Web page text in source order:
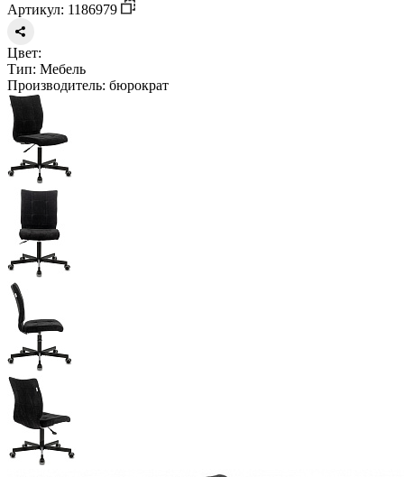
Артикул: 1186979
Цвет:
Тип: Мебель
Производитель: бюрократ